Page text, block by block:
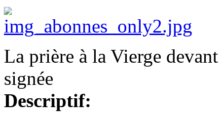
La prière à la Vierge
signée
Descriptif: